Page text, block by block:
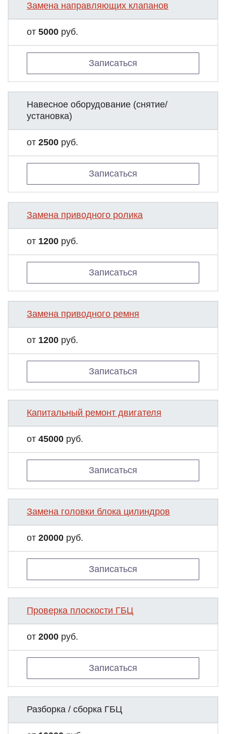
Замена направляющих клапанов
от 5000 руб.
Записаться
Навесное оборудование (снятие/
установка)
от 2500 руб.
Записаться
Замена приводного ролика
от 1200 руб.
Записаться
Замена приводного ремня
от 1200 руб.
Записаться
Капитальный ремонт двигателя
от 45000 руб.
Записаться
Замена головки блока цилиндров
от 20000 руб.
Записаться
Проверка плоскости ГБЦ
от 2000 руб.
Записаться
Разборка / сборка ГБЦ